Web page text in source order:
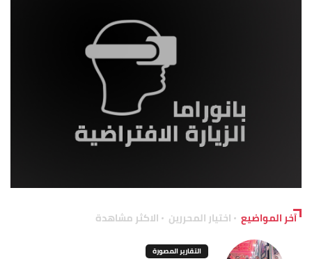
آخر المواضيع اختيار المحررين الاكثر مشاهدة
التقارير المصورة